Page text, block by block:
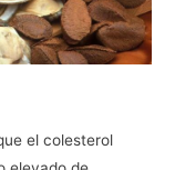
el colesterol